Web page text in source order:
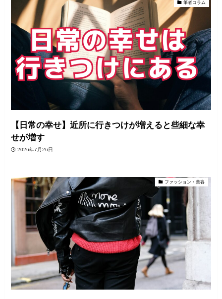
筆者コラム
【日常の幸せ】近所に行きつけが増えると些細な幸
せが増す
2026年7月26日
ファッション・美容